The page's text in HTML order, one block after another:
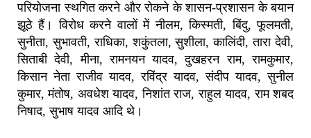
परियोजना स्थगित करने और रोकने के शासन-प्रशासन के बयान
झूठे हैं। विरोध करने वालों में नीलम, किस्मती, बिंदु, फूलमती,
सुनीता, सुभावती, राधिका, शकुंतला, सुशीला, कालिंदी, तारा देवी,
सिताबी देवी, मीना, रामनयन यादव, दुखहरन राम, रामकुमार,
किसान नेता राजीव यादव, रविंद्र यादव, संदीप यादव, सुनील
कुमार, मंतोष, अवधेश यादव, निशांत राज, राहुल यादव, राम शबद
निषाद, सुभाष यादव आदि थे।